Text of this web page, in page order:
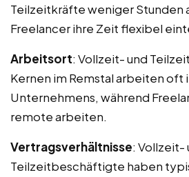
Teilzeitkräfte weniger Stunden
Freelancer ihre Zeit flexibel
Arbeitsort: Vollzeit- und
Kernen im Remstal arbeiten oft
Unternehmens, während
remote arbeiten.
Vertragsverhältnisse: Vollzeit-
Teilzeitbeschäftigte haben